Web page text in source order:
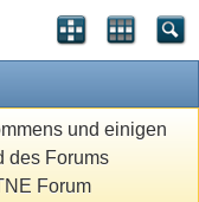
und einigen
des Forums
Forum